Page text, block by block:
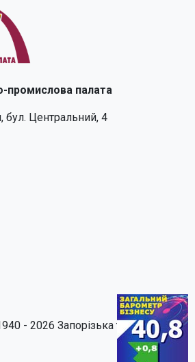
промислова палата
бул. Центральний, 4
- 2026 Запорізька торгово-